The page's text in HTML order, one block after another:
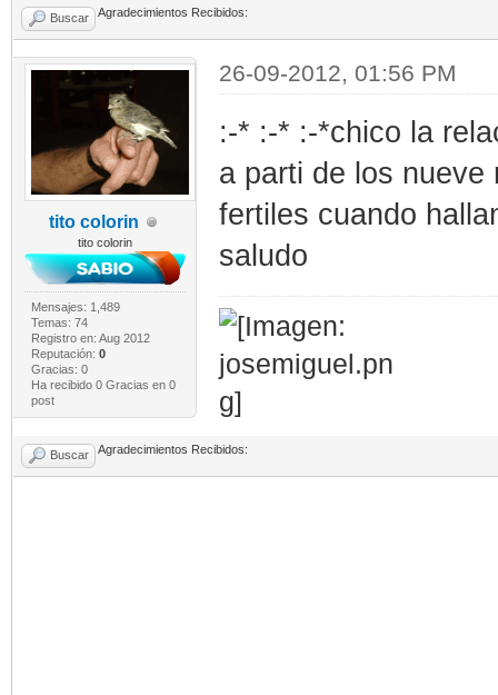
Buscar Agradecimientos Recibidos:
tito colorin
tito colorin
Mensajes: 1,489
Temas: 74
Registro en: Aug 2012
Reputación: 0
Gracias: 0
Ha recibido 0 Gracias en 0
post
26-09-2012, 01:56 PM
:-* :-* :-*chico la
a parti de los nueve
fertiles cuando
saludo
Buscar Agradecimientos Recibidos: